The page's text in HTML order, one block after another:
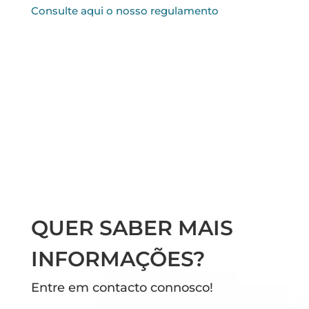
Consulte aqui o nosso regulamento
QUER SABER MAIS
INFORMAÇÕES?
Entre em contacto connosco!